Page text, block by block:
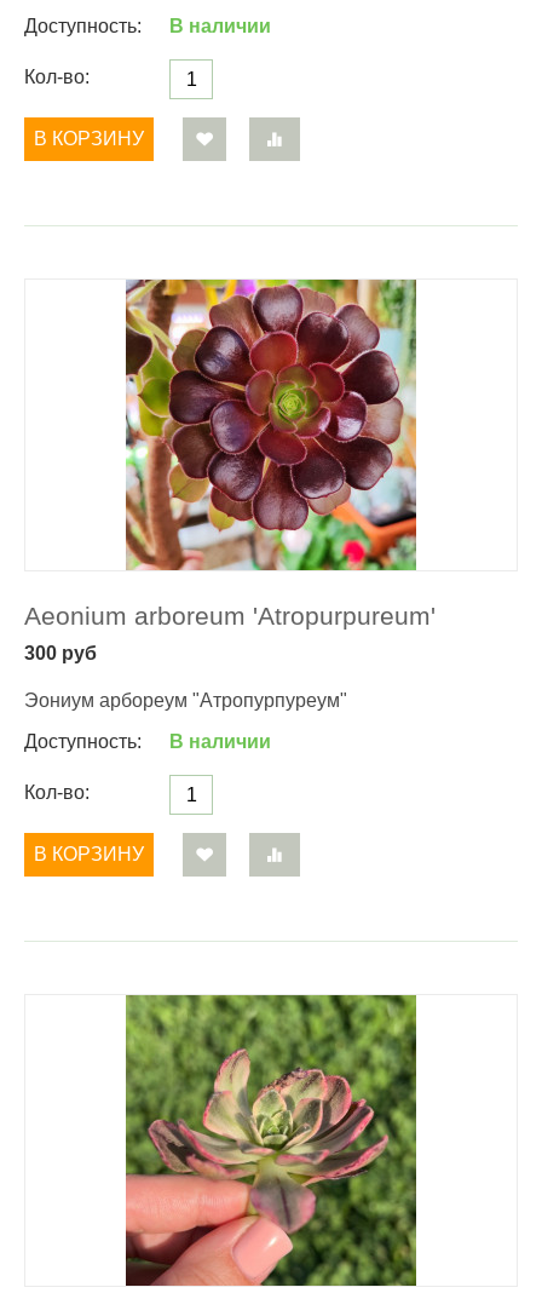
Доступность:
В наличии
Кол-во:
В КОРЗИНУ
Aeonium arboreum 'Atropurpureum'
300 руб
Эониум арбореум "Атропурпуреум"
Доступность:
В наличии
Кол-во:
В КОРЗИНУ